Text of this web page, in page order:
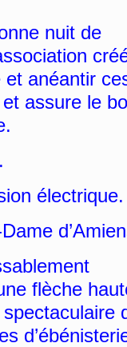
nuit de
et anéantir
assure le
électrique.
flèche